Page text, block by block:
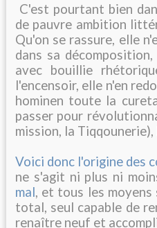
C'est pourtant bien
de pauvre ambition
Qu'on se rassure, elle
dans sa
avec bouillie
l'encensoir, elle n'en
hominen toute la
passer pour
mission, la
Voici donc l'origine des
ne s'agit ni plus ni
mal, et tous les
total, seul capable de
renaître neuf et